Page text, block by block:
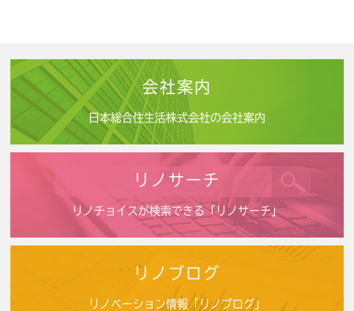
会社案内
日本総合住生活株式会社の会社案内
リノサーチ
リノチョイスが検索できる「リノサーチ」
リノブログ
リノベーション情報「リノブログ」